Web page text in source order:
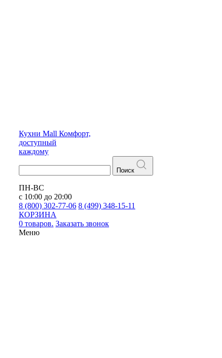
Кухни Mall Комфорт,
доступный
каждому
Поиск
ПН-ВС
с 10:00 до 20:00
8 (800) 302-77-06 8 (499) 348-15-11
КОРЗИНА
0 товаров. Заказать звонок
Меню